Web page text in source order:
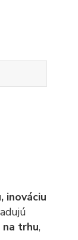
inováciu
na trhu,